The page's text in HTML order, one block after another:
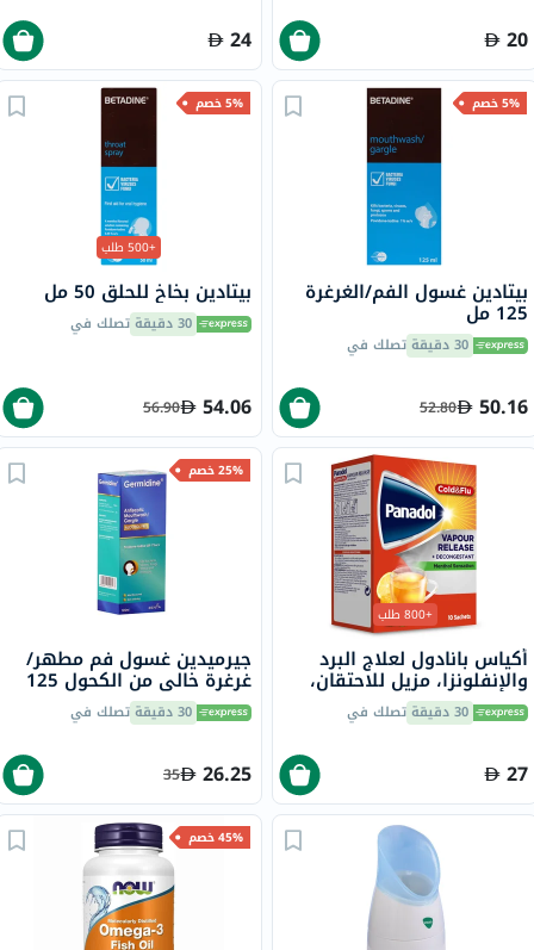
20
24
5% خصم
بيتادين غسول الفم/الغرغرة
125 مل
30 دقيقة تصلك في
50.16
52.80
5% خصم
+500 طلب
بيتادين بخاخ للحلق 50 مل
30 دقيقة تصلك في
54.06
56.90
+800 طلب
أكياس بانادول لعلاج البرد
والإنفلونزا، مزيل للاحتقان،
بنكهة الليمون الساخن
30 دقيقة تصلك في
27
25% خصم
جيرميدين غسول فم مطهر/
غرغرة خالي من الكحول 125
مل 30 دقيقة تصلك في
26.25
35
45% خصم